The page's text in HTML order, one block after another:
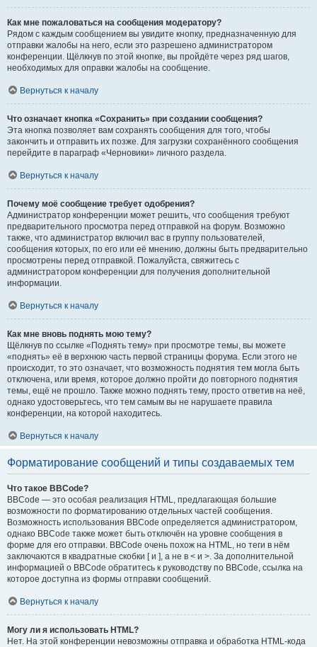
Как мне пожаловаться на сообщения модератору?
Рядом с каждым сообщением вы увидите кнопку, предназначенную для
отправки жалобы на него, если это разрешено администратором
конференции. Щёлкнув по этой кнопке, вы пройдёте через ряд шагов,
необходимых для оправки жалобы на сообщение.
Вернуться к началу
Что означает кнопка «Сохранить» при создании сообщения?
Эта кнопка позволяет вам сохранять сообщения для того, чтобы
закончить и отправить их позже. Для загрузки сохранённого сообщения
перейдите в параграф «Черновики» личного раздела.
Вернуться к началу
Почему моё сообщение требует одобрения?
Администратор конференции может решить, что сообщения требуют
предварительного просмотра перед отправкой на форум. Возможно
также, что администратор включил вас в группу пользователей,
сообщения которых, по его или её мнению, должны быть предварительно
просмотрены перед отправкой. Пожалуйста, свяжитесь с
администратором конференции для получения дополнительной
информации.
Вернуться к началу
Как мне вновь поднять мою тему?
Щёлкнув по ссылке «Поднять тему» при просмотре темы, вы можете
«поднять» её в верхнюю часть первой страницы форума. Если этого не
происходит, то это означает, что возможность поднятия тем могла быть
отключена, или время, которое должно пройти до повторного поднятия
темы, ещё не прошло. Также можно поднять тему, просто ответив на неё,
однако удостоверьтесь, что тем самым вы не нарушаете правила
конференции, на которой находитесь.
Вернуться к началу
Форматирование сообщений и типы создаваемых тем
Что такое BBCode?
BBCode — это особая реализация HTML, предлагающая большие
возможности по форматированию отдельных частей сообщения.
Возможность использования BBCode определяется администратором,
однако BBCode также может быть отключён на уровне сообщения в
форме для его отправки. BBCode очень похож на HTML, но теги в нём
заключаются в квадратные скобки [ и ], а не в < и >. За дополнительной
информацией о BBCode обратитесь к руководству по BBCode, ссылка на
которое доступна из формы отправки сообщений.
Вернуться к началу
Могу ли я использовать HTML?
Нет. На этой конференции невозможны отправка и обработка HTML-кода